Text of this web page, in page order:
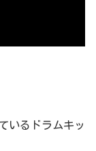
いるドラムキッ